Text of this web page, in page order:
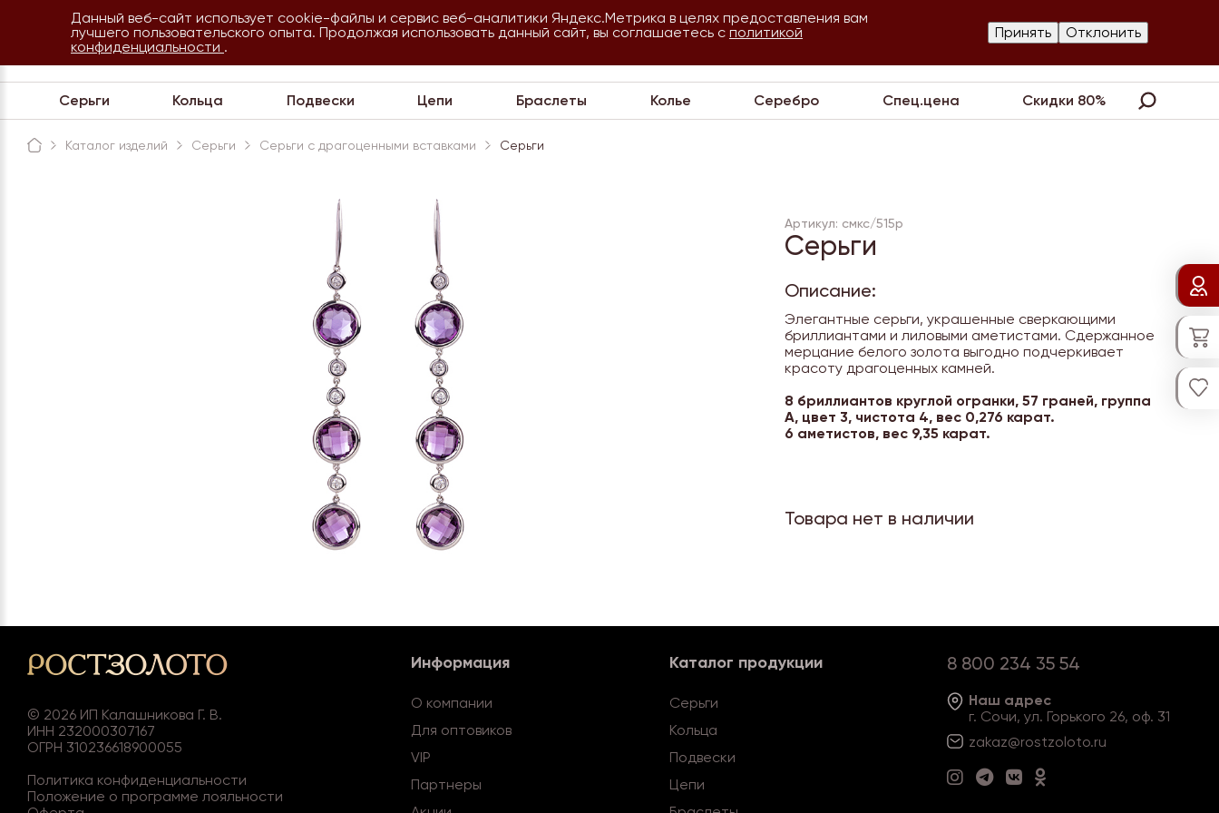
Сочи
8 800 234 35 54
Обратная связь
О
Для
VIP Партнеры Контакты
Серьги Кольца Подвески Цепи Браслеты Колье Серебро Спец.цена Скидки 80%
Каталог изделий Серьги Серьги с драгоценными вставками Серьги
Артикул: смкс/515р
Серьги
Описание:
Элегантные серьги, украшенные сверкающими
бриллиантами и лиловыми аметистами. Сдержанное
мерцание белого золота выгодно подчеркивает
красоту драгоценных камней.
8 бриллиантов круглой огранки, 57 граней, группа
А, цвет 3, чистота 4, вес 0,276 карат.
6 аметистов, вес 9,35 карат.
Товара нет в наличии
© 2026 ИП Калашникова Г. В.
ИНН 232000307167
ОГРН 310236618900055
Политика конфиденциальности
Положение о программе лояльности
Информация
О компании
Для оптовиков
VIP
Партнеры
Каталог продукции
Серьги
Кольца
Подвески
Цепи
8 800 234 35 54
Наш адрес
г. Сочи, ул. Горького 26, оф. 31
zakaz@rostzoloto.ru
Данный веб-сайт использует cookie-файлы и сервис веб-аналитики Яндекс.Метрика в целях предоставления вам
лучшего пользовательского опыта. Продолжая использовать данный сайт, вы соглашаетесь с политикой
конфиденциальности .
Принять Отклонить